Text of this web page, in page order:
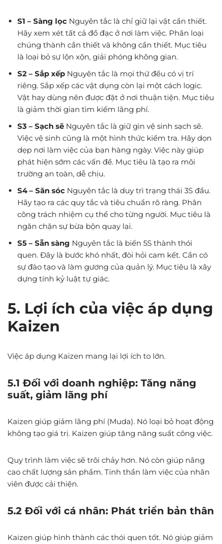
S1 – Sàng lọc Nguyên tắc là chỉ giữ lại vật cần thiết.
Hãy xem xét tất cả đồ đạc ở nơi làm việc. Phân loại
chúng thành cần thiết và không cần thiết. Mục tiêu
là loại bỏ sự lộn xộn, giải phóng không gian.
S2 – Sắp xếp Nguyên tắc là mọi thứ đều có vị trí
riêng. Sắp xếp các vật dụng còn lại một cách logic.
Vật hay dùng nên được đặt ở nơi thuận tiện. Mục tiêu
là giảm thời gian tìm kiếm lãng phí.
S3 – Sạch sẽ Nguyên tắc là giữ gìn vệ sinh sạch sẽ.
Việc vệ sinh cũng là một hình thức kiểm tra. Hãy dọn
dẹp nơi làm việc của bạn hàng ngày. Việc này giúp
phát hiện sớm các vấn đề. Mục tiêu là tạo ra môi
trường an toàn, dễ chịu.
S4 – Săn sóc Nguyên tắc là duy trì trạng thái 3S đầu.
Hãy tạo ra các quy tắc và tiêu chuẩn rõ ràng. Phân
công trách nhiệm cụ thể cho từng người. Mục tiêu là
ngăn chặn sự bừa bộn quay lại.
S5 – Sẵn sàng Nguyên tắc là biến 5S thành thói
quen. Đây là bước khó nhất, đòi hỏi cam kết. Cần có
sự đào tạo và làm gương của quản lý. Mục tiêu là xây
dựng tính kỷ luật tự giác.
5. Lợi ích của việc áp dụng
Kaizen
Việc áp dụng Kaizen mang lại lợi ích to lớn.
5.1 Đối với doanh nghiệp: Tăng năng
suất, giảm lãng phí
Kaizen giúp giảm lãng phí (Muda). Nó loại bỏ hoạt động
không tạo giá trị. Kaizen giúp tăng năng suất công việc.
Quy trình làm việc sẽ trôi chảy hơn. Nó còn giúp nâng
cao chất lượng sản phẩm. Tinh thần làm việc của nhân
viên được cải thiện.
5.2 Đối với cá nhân: Phát triển bản thân
Kaizen giúp hình thành các thói quen tốt. Nó giúp giảm